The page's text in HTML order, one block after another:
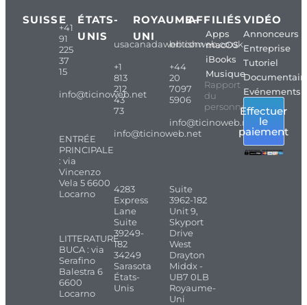
SUISSE
+41
91
225
37
15
info@ticinoweb.net
ENTRÉE
PRINCIPALE
: via
Vincenzo
Vela 5 6600
Locarno
LITTERATURE
BUCA : via
Serafino
Balestra 6
6600
Locarno
ÉTATS-
UNIS
usacanadaweb.com
+1
813
212
43
73
info@ticinoweb.net
4283
Express
Lane
Suite
39249-
182
34249
Sarasota
États-
Unis
ROYAUME-
UNI
britishweb.co.uk
+44
20
7097
5906
info@ticinoweb.net
Suite
3962-182
Unit 9,
Skyport
Drive
West
Drayton
Middx -
UB7 0LB
Royaume-
Uni
AFFILIÉS
Apps
macOS
iBooks
Musique
Rapport
du
personnel
VIDÉO
Annonceurs
Entreprise
Tutoriel
Evénements
Effectuer
le
paiement